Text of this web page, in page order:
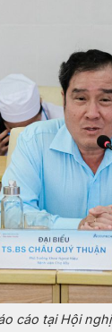
cáo tại Hội nghị